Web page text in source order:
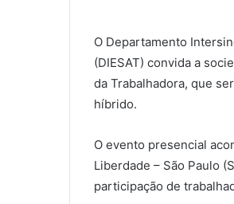
O Departamento
(DIESAT) convida a
da Trabalhadora, que
híbrido.
O evento presencial
Liberdade – São Paulo
participação de